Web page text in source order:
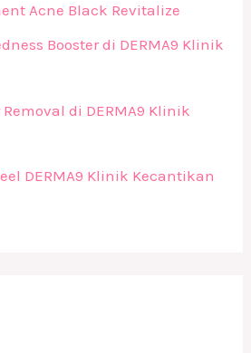
Acne Black Revitalize
Booster di DERMA9 Klinik
di DERMA9 Klinik
DERMA9 Klinik Kecantikan